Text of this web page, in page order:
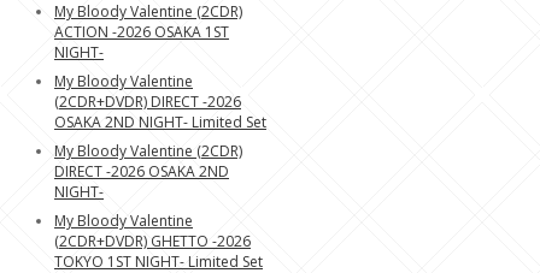
My Bloody Valentine (2CDR)
ACTION -2026 OSAKA 1ST
NIGHT-
My Bloody Valentine
(2CDR+DVDR) DIRECT -2026
OSAKA 2ND NIGHT- Limited Set
My Bloody Valentine (2CDR)
DIRECT -2026 OSAKA 2ND
NIGHT-
My Bloody Valentine
(2CDR+DVDR) GHETTO -2026
TOKYO 1ST NIGHT- Limited Set